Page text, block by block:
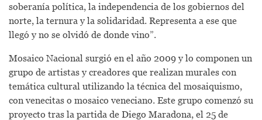
soberanía política, la independencia de los gobiernos del
norte, la ternura y la solidaridad. Representa a ese que
llegó y no se olvidó de donde vino”.
Mosaico Nacional surgió en el año 2009 y lo componen un
grupo de artistas y creadores que realizan murales con
temática cultural utilizando la técnica del mosaiquismo,
con venecitas o mosaico veneciano. Este grupo comenzó su
proyecto tras la partida de Diego Maradona, el 25 de